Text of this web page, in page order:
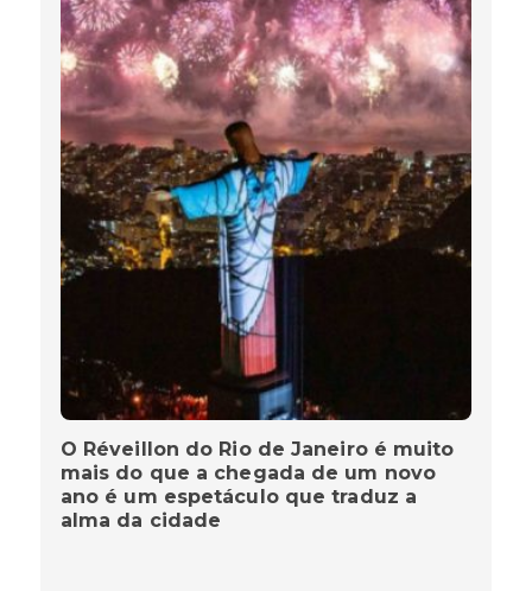
O Réveillon do Rio de Janeiro é muito
mais do que a chegada de um novo
ano é um espetáculo que traduz a
alma da cidade